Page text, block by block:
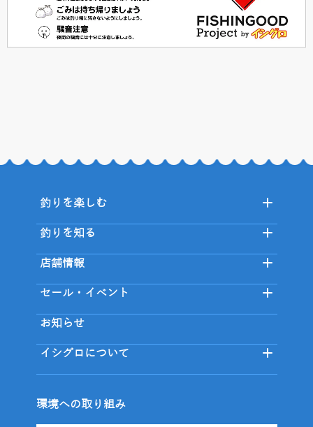
釣りを楽しむ
釣りを知る
店舗情報
セール・イベント
お知らせ
イシグロについて
環境への取り組み